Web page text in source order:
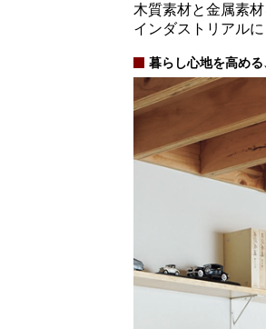
木質素材と金属素
インダストリアル
暮らし心地を高め